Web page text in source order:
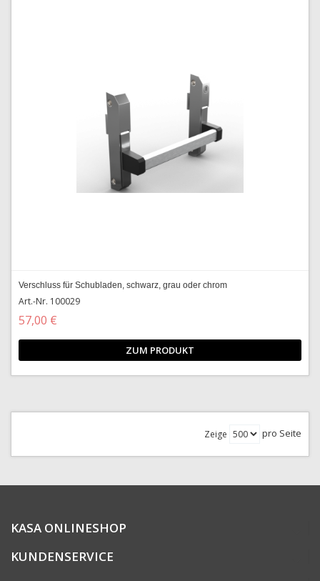
Verschluss für Schubladen, schwarz, grau oder chrom
Art.-Nr. 100029
57,00 €
ZUM PRODUKT
Zeige pro Seite
KASA ONLINESHOP
KUNDENSERVICE